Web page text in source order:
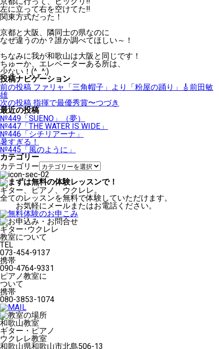
左に立って右を空けてた‼️
関東方式だった！
京都と大阪、隣同士の県なのに
なぜ違うのか？誰か調べてほしい～ ！
ちなみに我が和歌山は大阪と同じです！
ちゅーか、エレベーターある所は、
少ない！ (^_^;)
投稿ナビゲーション
前の投稿 ファリャ「三角帽子」より「粉屋の踊り」🎸前田敏
雄
次の投稿 指揮で最優秀賞〜つづき
最近の投稿
№449「SUENO」（夢）
№447「THE WATER IS WIDE」
№446「シチリアーナ」
暑すぎる！
№445「風のように」
カテゴリー
カテゴリー
ギター、ピアノ、ウクレレ。
全てのレッスンを無料で体験していただけます。
お気軽にメールまたはお電話ください。
ギター･ウクレレ
教室について
TEL
073-454-9137
携帯
090-4764-9331
ピアノ教室に
ついて
携帯
080-3853-1074
和歌山教室
ギター・ピアノ
ウクレレ教室
和歌山県和歌山市北島506-13